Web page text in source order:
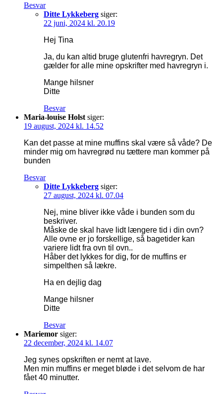
Besvar
Ditte Lykkeberg siger:
22 juni, 2024 kl. 20.19
Hej Tina
Ja, du kan altid bruge glutenfri havregryn. Det
gælder for alle mine opskrifter med havregryn i.
Mange hilsner
Ditte
Besvar
Maria-louise Holst siger:
19 august, 2024 kl. 14.52
Kan det passe at mine muffins skal være så våde? De
minder mig om havregrød nu tættere man kommer på
bunden
Besvar
Ditte Lykkeberg siger:
27 august, 2024 kl. 07.04
Nej, mine bliver ikke våde i bunden som du
beskriver.
Måske de skal have lidt længere tid i din ovn?
Alle ovne er jo forskellige, så bagetider kan
variere lidt fra ovn til ovn..
Håber det lykkes for dig, for de muffins er
simpelthen så lækre.
Ha en dejlig dag
Mange hilsner
Ditte
Besvar
Mariemor siger:
22 december, 2024 kl. 14.07
Jeg synes opskriften er nemt at lave.
Men min muffins er meget bløde i det selvom de har
fået 40 minutter.